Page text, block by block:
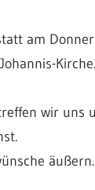
am
wir uns